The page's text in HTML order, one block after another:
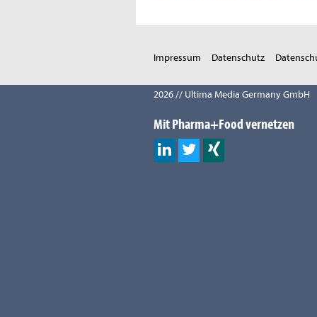
Impressum Datenschutz
2026 // Ultima Media Germany GmbH
Mit Pharma+Food vernetzen